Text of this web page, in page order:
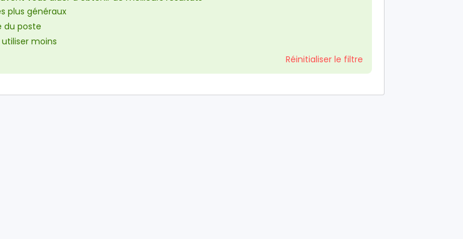
plus généraux
du poste
moins
Réinitialiser le filtre